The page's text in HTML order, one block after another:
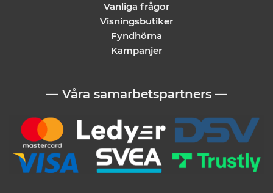
Vanliga frågor
Visningsbutiker
Fyndhörna
Kampanjer
— Våra samarbetspartners —